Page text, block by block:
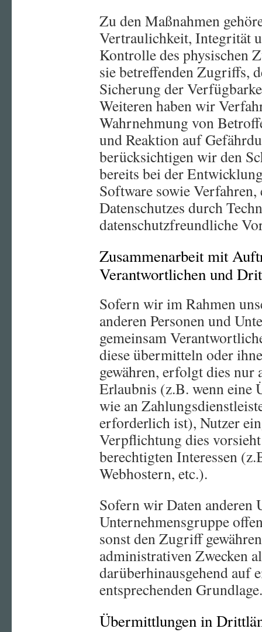
Zu den Maßnahmen
Vertraulichkeit, Integrität
Kontrolle des physischen
sie betreffenden Zugriffs,
Sicherung der
Weiteren haben wir
Wahrnehmung von
und Reaktion auf
berücksichtigen wir den
bereits bei der
Software sowie
Datenschutzes durch
datenschutzfreundliche
Zusammenarbeit mit
Verantwortlichen und
Sofern wir im Rahmen
anderen Personen und
gemeinsam
diese übermitteln oder
gewähren, erfolgt dies nur
Erlaubnis (z.B. wenn eine
wie an
erforderlich ist), Nutzer
Verpflichtung dies
berechtigten Interessen
Webhostern, etc.).
Sofern wir Daten anderen
Unternehmensgruppe
sonst den Zugriff
administrativen Zwecken
darüberhinausgehend auf
entsprechenden Grundlage.
Übermittlungen in